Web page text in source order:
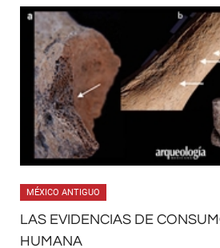
MÉXICO ANTIGUO
LAS EVIDENCIAS DE
HUMANA